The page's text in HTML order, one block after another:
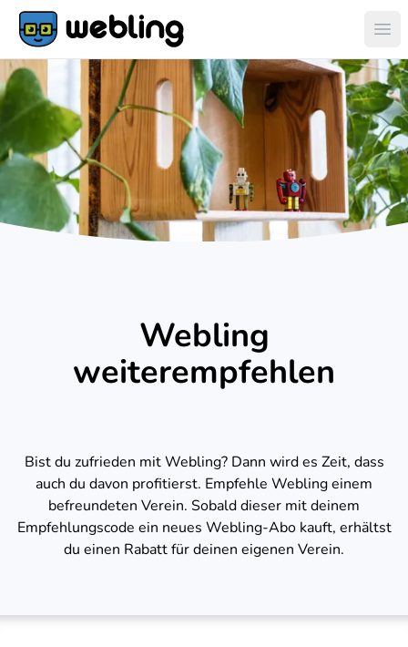
Webling
weiterempfehlen
Bist du zufrieden mit Webling? Dann wird es Zeit, dass
auch du davon profitierst. Empfehle Webling einem
befreundeten Verein. Sobald dieser mit deinem
Empfehlungscode ein neues Webling-Abo kauft, erhältst
du einen Rabatt für deinen eigenen Verein.